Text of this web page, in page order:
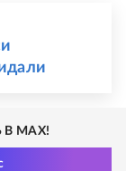
MAX!